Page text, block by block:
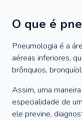
O que é
Pneumologia é a
aéreas inferiores,
brônquios,
Assim, uma
especialidade de
ele previne,